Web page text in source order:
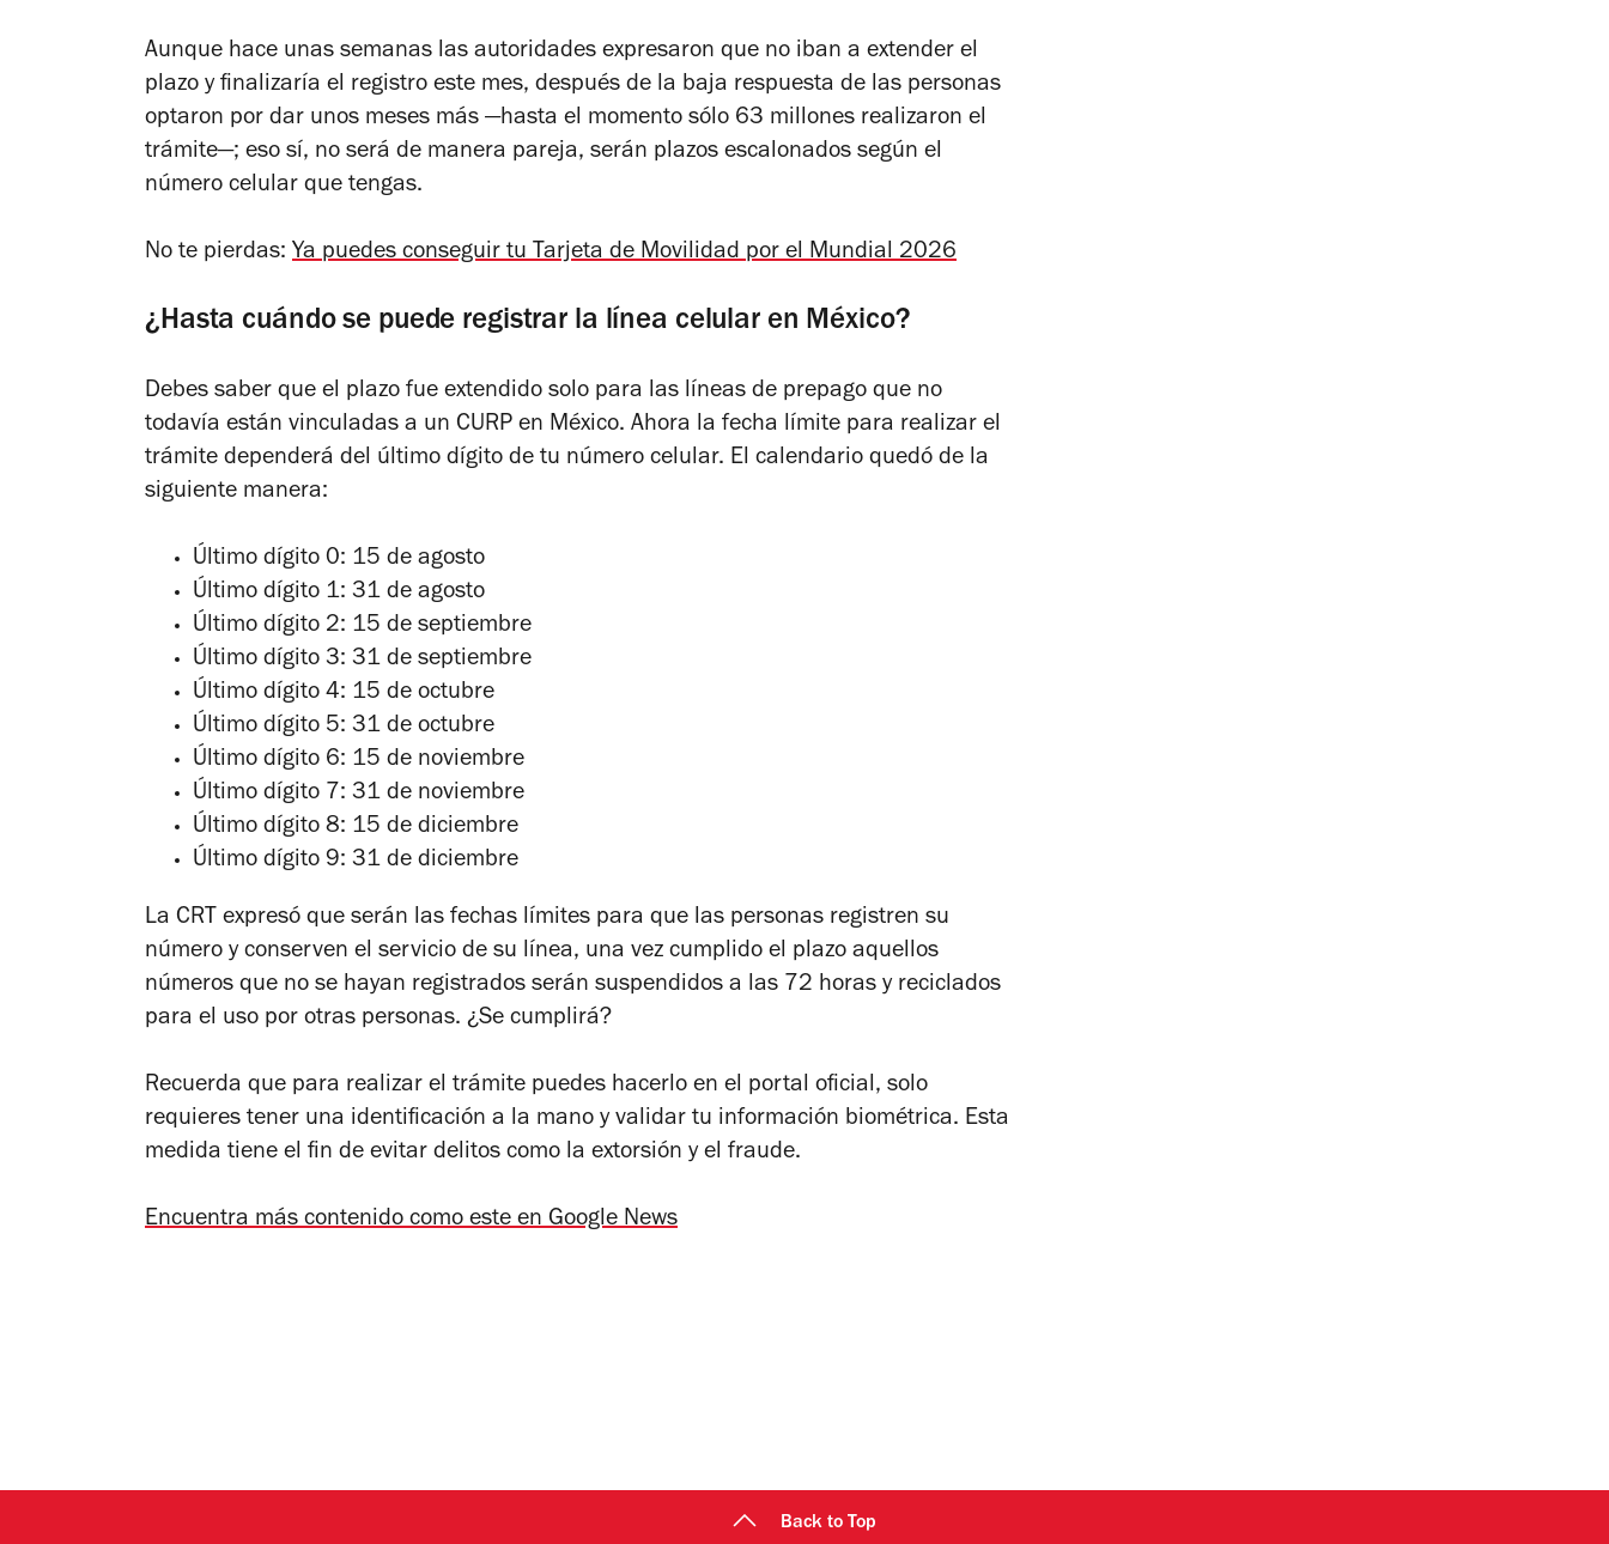
Aunque hace unas semanas las autoridades expresaron que no iban a extender el
plazo y finalizaría el registro este mes, después de la baja respuesta de las personas
optaron por dar unos meses más —hasta el momento sólo 63 millones realizaron el
trámite—; eso sí, no será de manera pareja, serán plazos escalonados según el
número celular que tengas.
No te pierdas: Ya puedes conseguir tu Tarjeta de Movilidad por el Mundial 2026
¿Hasta cuándo se puede registrar la línea celular en México?
Debes saber que el plazo fue extendido solo para las líneas de prepago que no
todavía están vinculadas a un CURP en México. Ahora la fecha límite para realizar el
trámite dependerá del último dígito de tu número celular. El calendario quedó de la
siguiente manera:
Último dígito 0: 15 de agosto
Último dígito 1: 31 de agosto
Último dígito 2: 15 de septiembre
Último dígito 3: 31 de septiembre
Último dígito 4: 15 de octubre
Último dígito 5: 31 de octubre
Último dígito 6: 15 de noviembre
Último dígito 7: 31 de noviembre
Último dígito 8: 15 de diciembre
Último dígito 9: 31 de diciembre
La CRT expresó que serán las fechas límites para que las personas registren su
número y conserven el servicio de su línea, una vez cumplido el plazo aquellos
números que no se hayan registrados serán suspendidos a las 72 horas y reciclados
para el uso por otras personas. ¿Se cumplirá?
Recuerda que para realizar el trámite puedes hacerlo en el portal oficial, solo
requieres tener una identificación a la mano y validar tu información biométrica. Esta
medida tiene el fin de evitar delitos como la extorsión y el fraude.
Encuentra más contenido como este en Google News
Back to Top